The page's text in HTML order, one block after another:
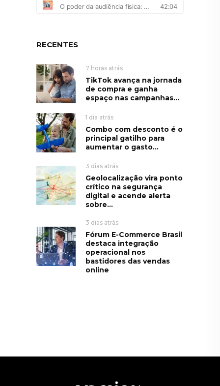
RECENTES
7 horas atrás
TikTok avança na jornada
de compra e ganha
espaço nas campanhas...
1 dia atrás
Combo com desconto é o
principal gatilho para
aumentar o gasto...
3 dias atrás
Geolocalização vira ponto
crítico na segurança
digital e acende alerta
sobre...
3 dias atrás
Fórum E-Commerce Brasil
destaca integração
operacional nos
bastidores das vendas
online